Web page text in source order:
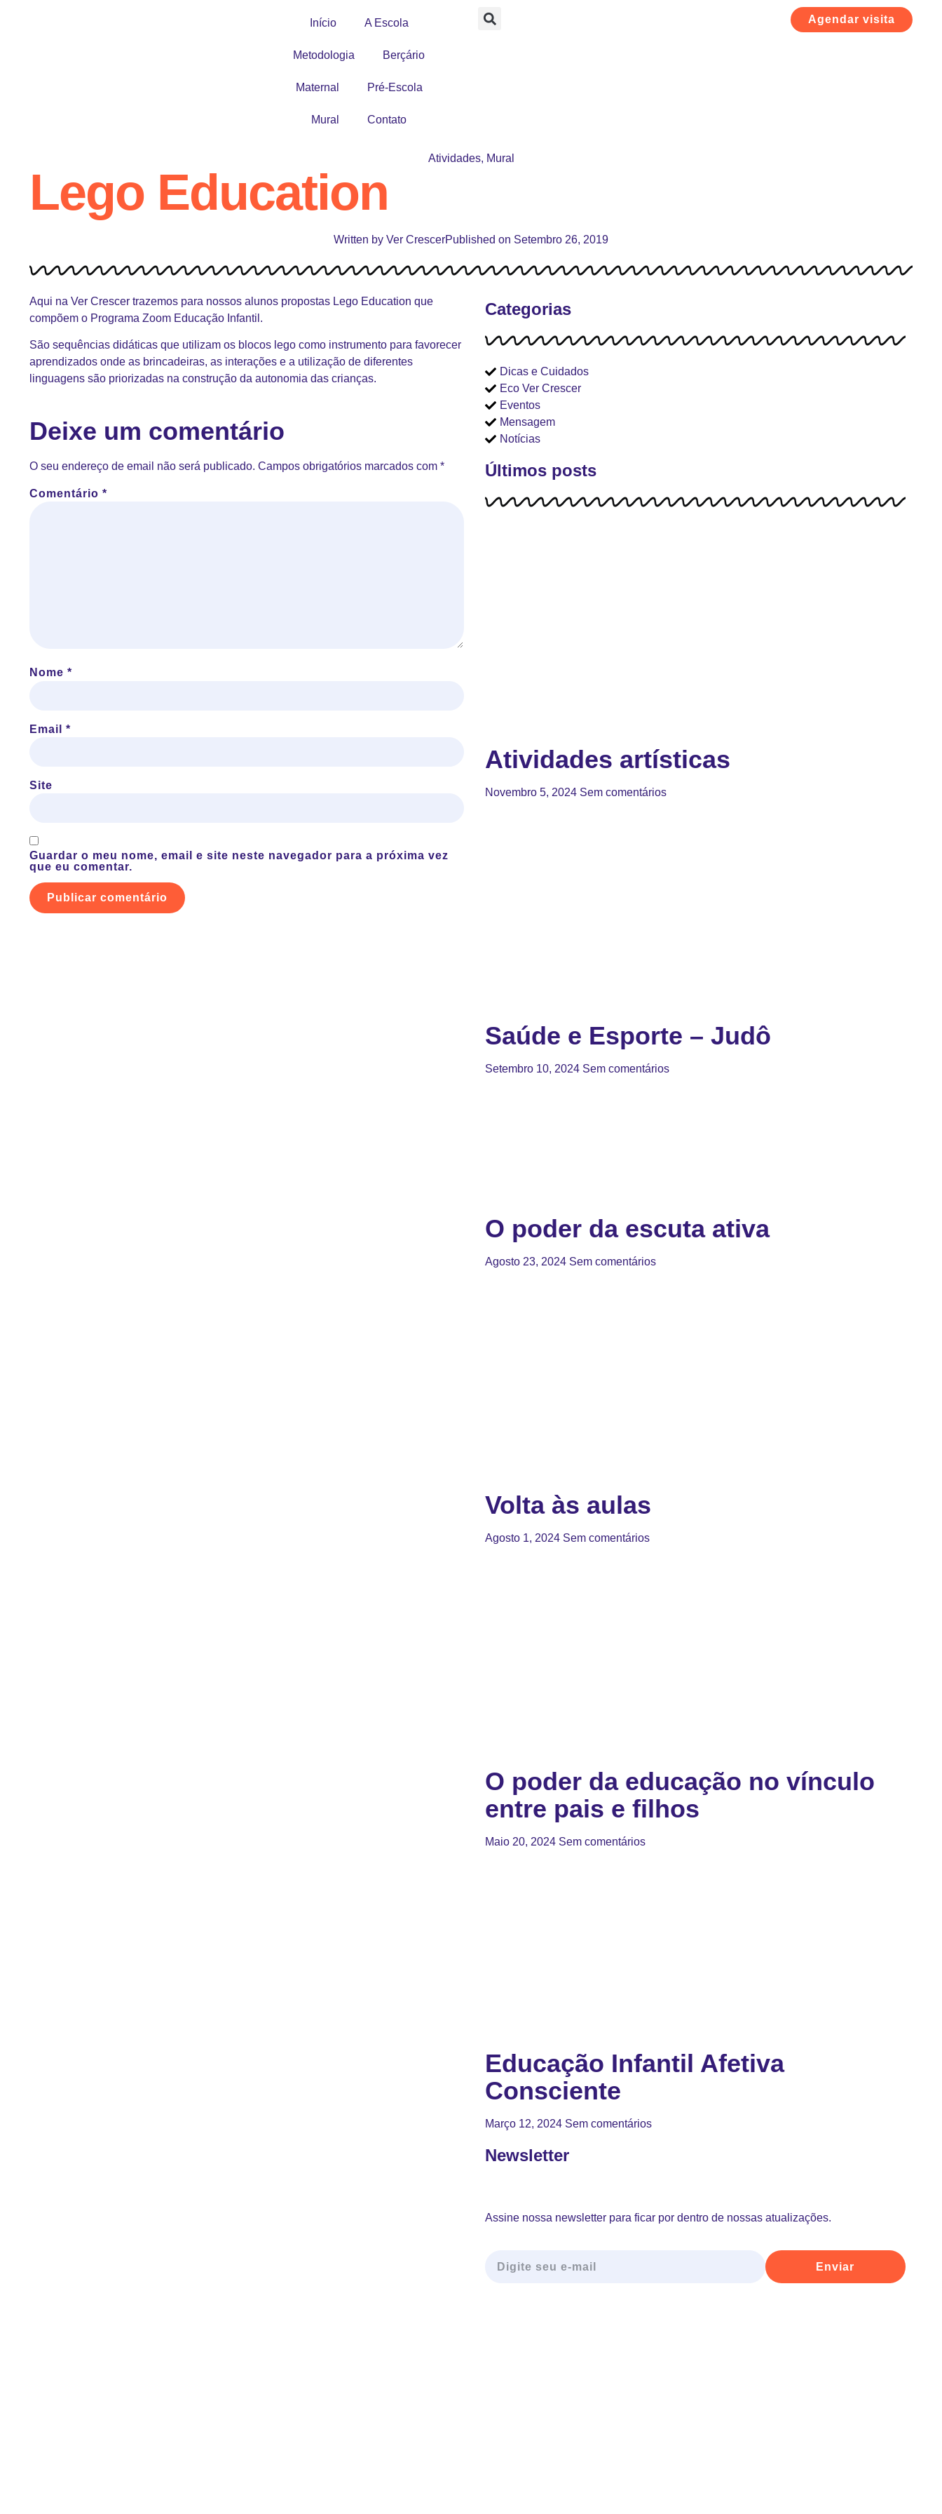
Início A Escola
Metodologia Berçário
Maternal Pré-Escola
Mural Contato
Agendar visita
Atividades, Mural
Lego Education
Written by Ver CrescerPublished on Setembro 26, 2019
Aqui na Ver Crescer trazemos para nossos alunos propostas Lego Education que
compõem o Programa Zoom Educação Infantil.
São sequências didáticas que utilizam os blocos lego como instrumento para favorecer
aprendizados onde as brincadeiras, as interações e a utilização de diferentes
linguagens são priorizadas na construção da autonomia das crianças.
Deixe um comentário
O seu endereço de email não será publicado. Campos obrigatórios marcados com *
Comentário *
Nome *
Email *
Site
Guardar o meu nome, email e site neste navegador para a próxima vez
que eu comentar.
Categorias
Dicas e Cuidados
Eco Ver Crescer
Eventos
Mensagem
Notícias
Últimos posts
Atividades artísticas
Novembro 5, 2024 Sem comentários
Saúde e Esporte – Judô
Setembro 10, 2024 Sem comentários
O poder da escuta ativa
Agosto 23, 2024 Sem comentários
Volta às aulas
Agosto 1, 2024 Sem comentários
O poder da educação no vínculo
entre pais e filhos
Maio 20, 2024 Sem comentários
Educação Infantil Afetiva
Consciente
Março 12, 2024 Sem comentários
Newsletter
Assine nossa newsletter para ficar por dentro de nossas atualizações.
Enviar